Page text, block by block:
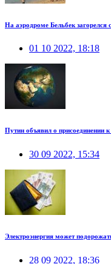
На аэродроме Бельбек загорелся
01 10 2022, 18:18
Путин объявил о присоединении
30 09 2022, 15:34
Электроэнергия может
28 09 2022, 18:36